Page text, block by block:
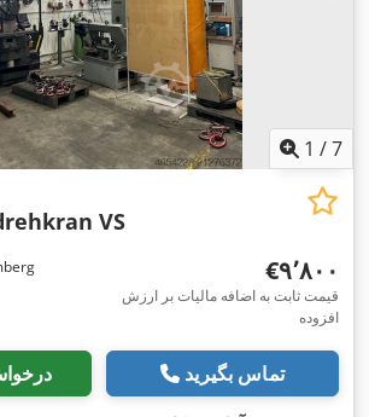
1 /7
VS
‎€۹٬۸۰۰
قیمت ثابت به اضافه مالیات بر ارزش
افزوده
تماس بگیرید